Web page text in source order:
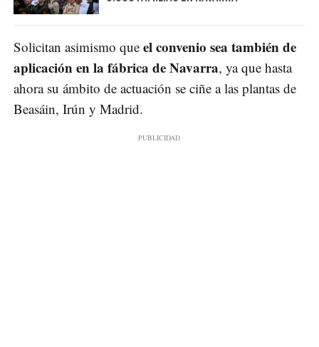
Solicitan asimismo que el convenio sea también de
aplicación en la fábrica de Navarra, ya que hasta
ahora su ámbito de actuación se ciñe a las plantas de
Beasáin, Irún y Madrid.